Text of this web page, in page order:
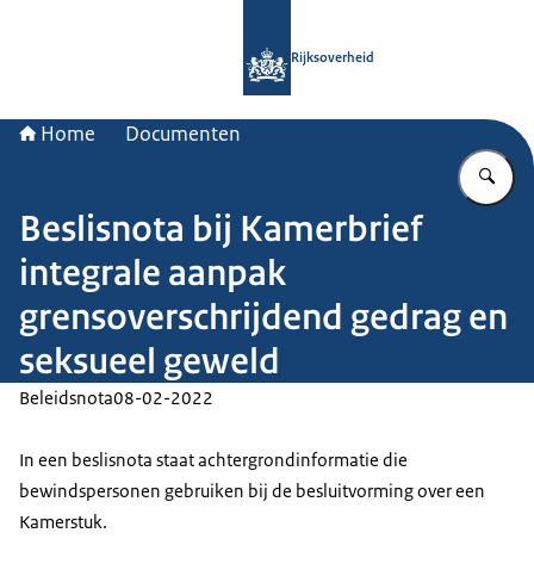
Rijksoverheid
Home Documenten
Beslisnota bij Kamerbrief
integrale aanpak
grensoverschrijdend gedrag en
seksueel geweld
Beleidsnota08-02-2022
In een beslisnota staat achtergrondinformatie die
bewindspersonen gebruiken bij de besluitvorming over een
Kamerstuk.